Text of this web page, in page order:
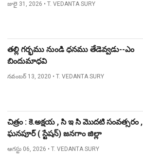
జులై 31, 2026 • T. VEDANTA SURY
తల్లి గర్భము నుండి ధనము తేడెవ్వడు--ఎం
బిందుమాధవి
నవంబర్ 13, 2020 • T. VEDANTA SURY
చిత్రం : కె.అక్షయ , సి ఇ సి మొదటి సంవత్సరం ,
ఘనపూర్ ( స్టేషన్) జనగాం జిల్లా
ఆగస్టు 06, 2026 • T. VEDANTA SURY